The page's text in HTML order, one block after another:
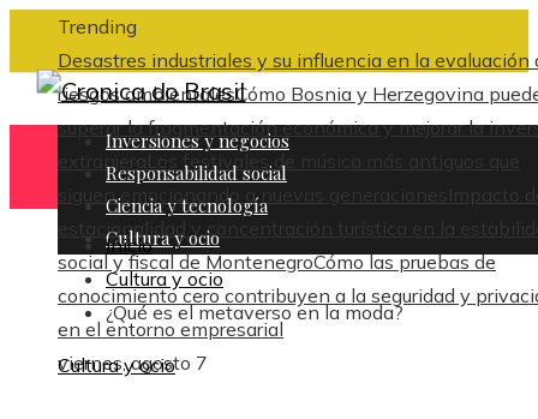
Trending
Desastres industriales y su influencia en la evaluación
riesgos ambientalesCómo Bosnia y Herzegovina
superar la fragmentación económica y mejorar la
extranjera
Los festivales de música más antiguos que
siguen emocionando a nuevas generaciones
Impacto
estacionalidad y concentración turística en la
social y fiscal de MontenegroCómo las pruebas de
conocimiento cero contribuyen a la seguridad y
en el entorno empresarial
viernes, agosto 7
Inversiones y negocios
Responsabilidad social
Ciencia y tecnología
Cultura y ocio
Inicio
Cultura y ocio
¿Qué es el metaverso en la moda?
Cultura y ocio